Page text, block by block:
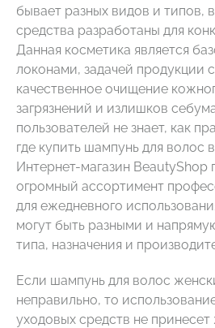
бывает разных видов и типов,
средства разработаны для
Данная косметика является
локонами, задачей продукции
качественное очищение
загрязнений и излишков
пользователей не знает, как
где купить шампунь для волос
Интернет-магазин BeautyShop
огромный ассортимент
для ежедневного
могут быть разными и
типа, назначения и
Если шампунь для волос
неправильно, то
уходовых средств не